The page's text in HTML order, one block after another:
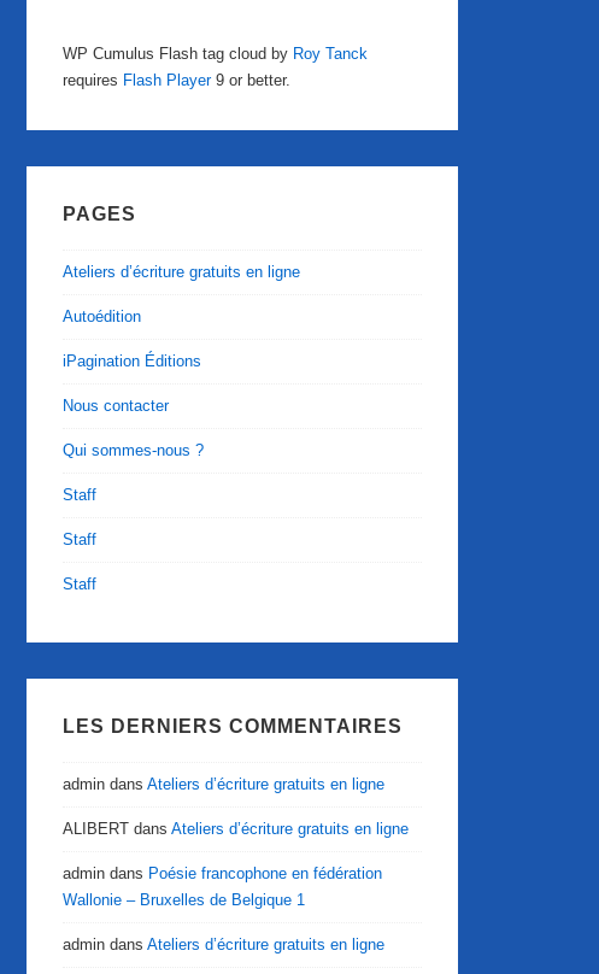
WP Cumulus Flash tag cloud by Roy Tanck
requires Flash Player9 or better.
PAGES
Ateliers d’écriture gratuits en ligne
Autoédition
iPagination Éditions
Nous contacter
Qui sommes-nous ?
Staff
Staff
Staff
LES DERNIERS COMMENTAIRES
admin dansAteliers d’écriture gratuits en ligne
ALIBERT dansAteliers d’écriture gratuits en ligne
admin dans Poésie francophone en fédération
Wallonie – Bruxelles de Belgique 1
admin dansAteliers d’écriture gratuits en ligne